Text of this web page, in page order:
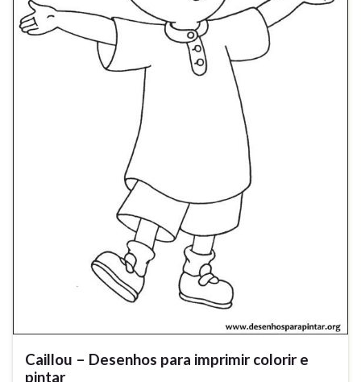
Caillou – Desenhos para imprimir colorir e
pintar